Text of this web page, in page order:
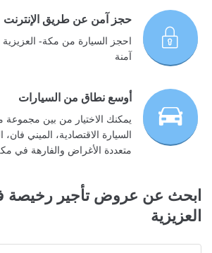
حجز آمن عن طريق الإنترنت
احجز السيارة من مكة-
آمنة
أوسع نطاق من السيارات
يمكنك الاختيار من بين مجموعة
السيارة الاقتصادية، الميني فان،
متعددة الأغراض والفارهة في
ابحث عن عروض تأجير رخيصة
العزيزية